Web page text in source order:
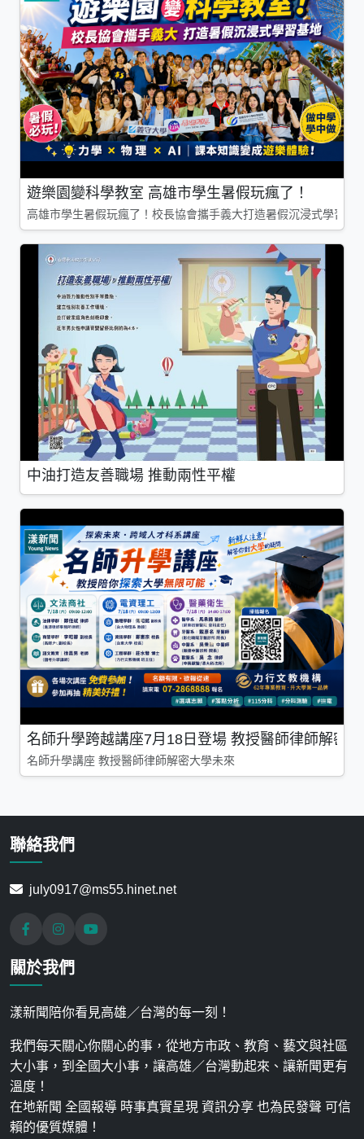
遊樂園變科學教室 高雄市學生暑假玩瘋了！
高雄市學生暑假玩瘋了！校長協會攜手義大打造暑假沉浸式學習基
中油打造友善職場 推動兩性平權
名師升學跨越講座7月18日登場 教授醫師律師解密
名師升學講座 教授醫師律師解密大學未來
聯絡我們
july0917@ms55.hinet.net
關於我們
漾新聞陪你看見高雄／台灣的每一刻！
我們每天關心你關心的事，從地方市政、教育、藝文與社區
大小事，到全國大小事，讓高雄／台灣動起來、讓新聞更有
溫度！
在地新聞 全國報導 時事真實呈現 資訊分享 也為民發聲 可信
賴的優質媒體！